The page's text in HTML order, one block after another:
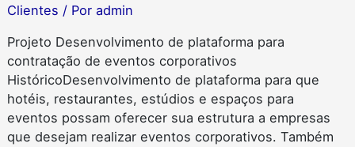
Clientes / Por admin
Projeto Desenvolvimento de plataforma para
contratação de eventos corporativos
HistóricoDesenvolvimento de plataforma para que
hotéis, restaurantes, estúdios e espaços para
eventos possam oferecer sua estrutura a empresas
que desejam realizar eventos corporativos. Também